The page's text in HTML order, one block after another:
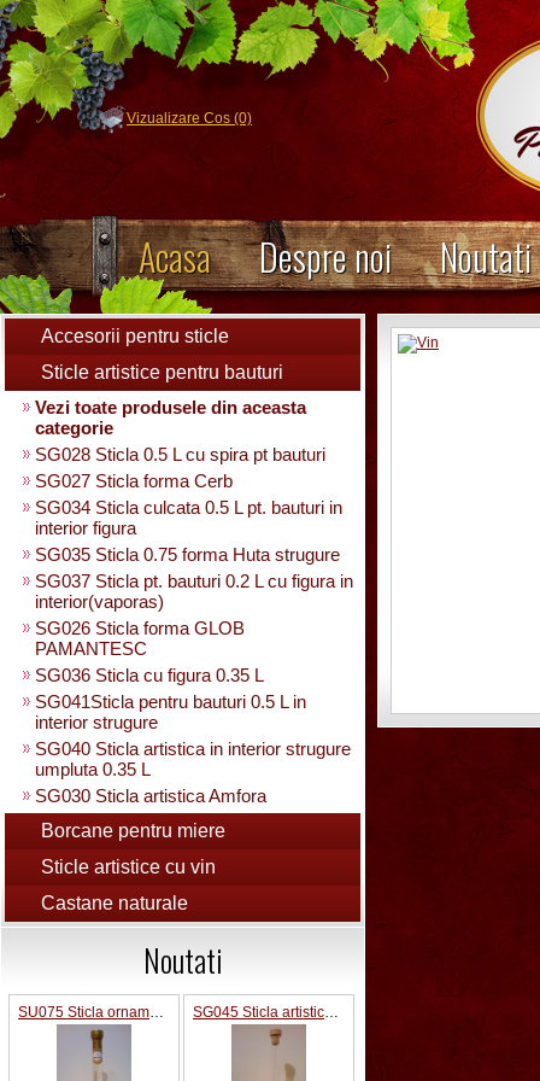
Vizualizare Cos (0)
Acasa Despre noi Noutati
Accesorii pentru sticle
Sticle artistice pentru bauturi
Vezi toate produsele din aceasta
categorie
SG028 Sticla 0.5 L cu spira pt bauturi
SG027 Sticla forma Cerb
SG034 Sticla culcata 0.5 L pt. bauturi in
interior figura
SG035 Sticla 0.75 forma Huta strugure
SG037 Sticla pt. bauturi 0.2 L cu figura in
interior(vaporas)
SG026 Sticla forma GLOB
PAMANTESC
SG036 Sticla cu figura 0.35 L
SG041Sticla pentru bauturi 0.5 L in
interior strugure
SG040 Sticla artistica in interior strugure
umpluta 0.35 L
SG030 Sticla artistica Amfora
SG039 Sticla artistica in interior para
0.35L
SG025 Sticla carte vizita 0.35 L
SG032 Sticla pentru bauturi0.35 L
rasucita
SG038 Sticla pentru bauturi cu 2 pahare
SG031 Sticla forma para 0.5 L cu talpa
SG033 Sticla strugure cu talpa 0.5 L
SG043 Sticla strugure pe talpa cu robinet
Borcane pentru miere
Sticle artistice cu vin
Castane naturale
Noutati
SU075 Sticla ornamentala cu figura SG045 Sticla artistica cu cifra in interior